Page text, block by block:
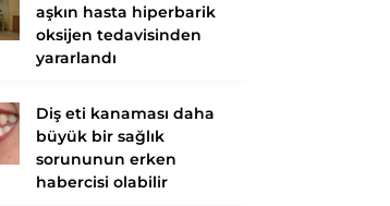
aşkın hasta hiperbarik
oksijen tedavisinden
yararlandı
Diş eti kanaması daha
büyük bir sağlık
sorununun erken
habercisi olabilir